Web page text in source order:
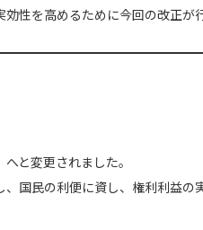
性を高めるために今回の改正が
と変更されました。
、国民の利便に資し、権利利益